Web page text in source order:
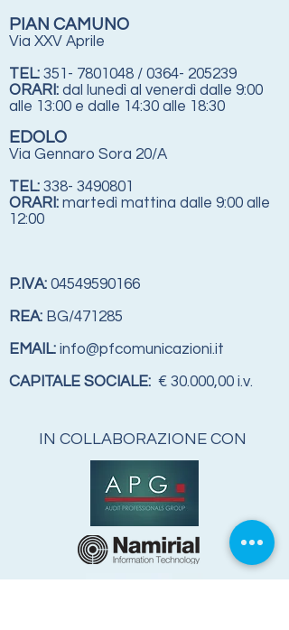
PIAN CAMUNO
Via XXV Aprile
TEL: 351- 7801048 / 0364- 205239
ORARI: dal lunedì al venerdì dalle 9:00
alle 13:00 e dalle 14:30 alle 18:30
EDOLO
Via Gennaro Sora 20/A
TEL: 338- 3490801
ORARI: martedì mattina dalle 9:00 alle
12:00
P.IVA: 04549590166
REA: BG/471285
EMAIL: info@pfcomunicazioni.it
CAPITALE SOCIALE: € 30.000,00 i.v.
IN COLLABORAZIONE CON